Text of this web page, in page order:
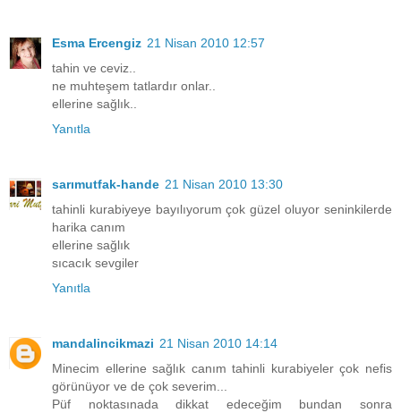
Esma Ercengiz 21 Nisan 2010 12:57
tahin ve ceviz..
ne muhteşem tatlardır onlar..
ellerine sağlık..
Yanıtla
sarımutfak-hande 21 Nisan 2010 13:30
tahinli kurabiyeye bayılıyorum çok güzel oluyor seninkilerde
harika canım
ellerine sağlık
sıcacık sevgiler
Yanıtla
mandalincikmazi 21 Nisan 2010 14:14
Minecim ellerine sağlık canım tahinli kurabiyeler çok nefis
görünüyor ve de çok severim...
Püf noktasınada dikkat edeceğim bundan sonra